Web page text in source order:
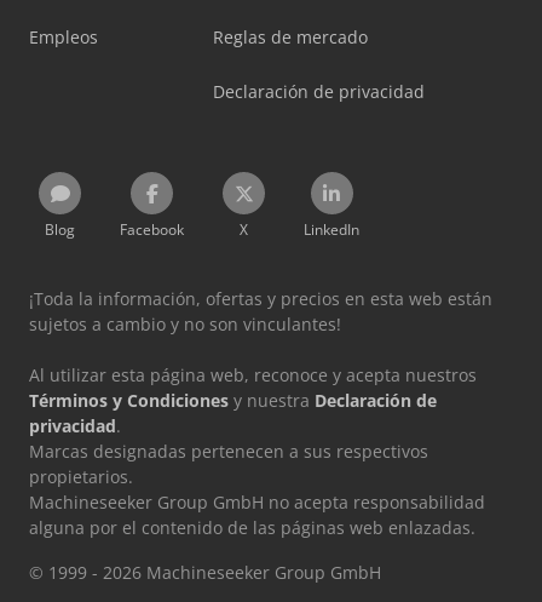
Empleos Reglas de mercado
Declaración de privacidad
Blog Facebook X LinkedIn
¡Toda la información, ofertas y precios en esta web están
sujetos a cambio y no son vinculantes!
Al utilizar esta página web, reconoce y acepta nuestros
Términos y Condiciones y nuestra Declaración de
privacidad.
Marcas designadas pertenecen a sus respectivos
propietarios.
Machineseeker Group GmbH no acepta responsabilidad
alguna por el contenido de las páginas web enlazadas.
© 1999 - 2026 Machineseeker Group GmbH